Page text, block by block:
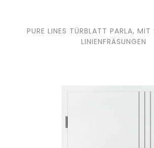
PURE LINES TÜRBLATT PARLA, MIT
LINIENFRÄSUNGEN